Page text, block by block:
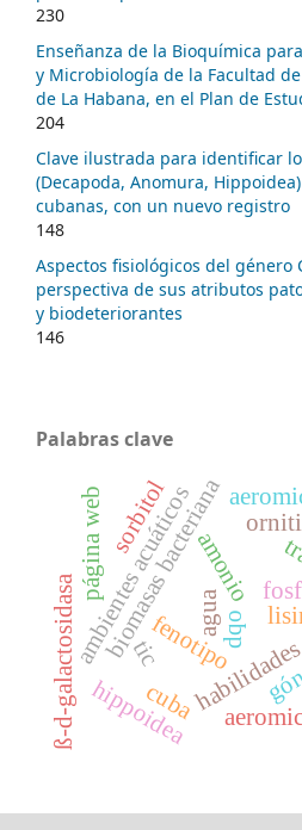
230
Enseñanza de la Bioquímica
y Microbiología de la Facultad
de La Habana, en el Plan de
204
Clave ilustrada para identificar
(Decapoda, Anomura,
cubanas, con un nuevo registro
148
Aspectos fisiológicos del género
perspectiva de sus atributos
y biodeteriorantes
146
Palabras clave
dqo
amonio
biomasas bacteriana
ambientes acuáticosfenotipo
ß-d-galactosidasa
sorbitol
tic
página web
cuba
hippoidea
agua